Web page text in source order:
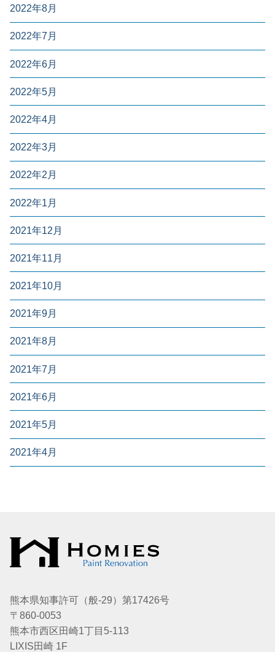
2022年8月
2022年7月
2022年6月
2022年5月
2022年4月
2022年3月
2022年2月
2022年1月
2021年12月
2021年11月
2021年10月
2021年9月
2021年8月
2021年7月
2021年6月
2021年5月
2021年4月
熊本県知事許可（般-29）第17426号
〒860-0053
熊本市西区田崎1丁目5-113
LIXIS田崎 1F